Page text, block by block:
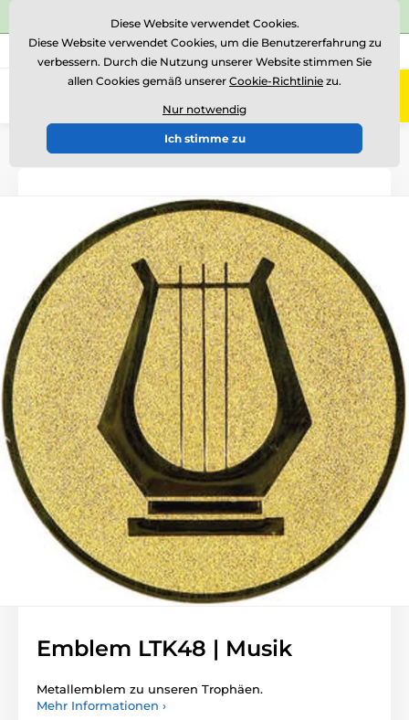
⭐Siehe 504 verifizierte Bewertungen auf
Rufen Sie uns an (Mo-Fr 15-18) +43 676 361 37 22
0
Einführung Logotypen und Embleme
Emblem LTK48 | Musik
Metallemblem zu unseren Trophäen.
Mehr Informationen ›
Diese Website verwendet Cookies.
Diese Website verwendet Cookies, um die Benutzererfahrung zu
verbessern. Durch die Nutzung unserer Website stimmen Sie
allen Cookies gemäß unserer Cookie-Richtlinie zu.
Nur notwendig
Ich stimme zu